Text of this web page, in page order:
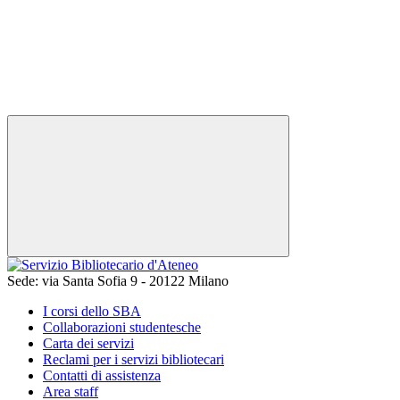
Sede: via Santa Sofia 9 - 20122 Milano
I corsi dello SBA
Collaborazioni studentesche
Carta dei servizi
Reclami per i servizi bibliotecari
Contatti di assistenza
Area staff